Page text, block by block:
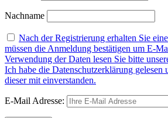
Nachname
Nach der Registrierung erhalten Sie
müssen die Anmeldung bestätigen um E-
Verwendung der Daten lesen Sie bitte
Ich habe die Datenschutzerklärung gelesen
dieser mit einverstanden.
E-Mail Adresse: